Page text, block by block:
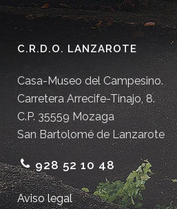
C.R.D.O. LANZAROTE
Casa-Museo del Campesino.
Carretera Arrecife-Tinajo, 8.
C.P. 35559 Mozaga
San Bartolomé de Lanzarote
928 52 10 48
Aviso legal